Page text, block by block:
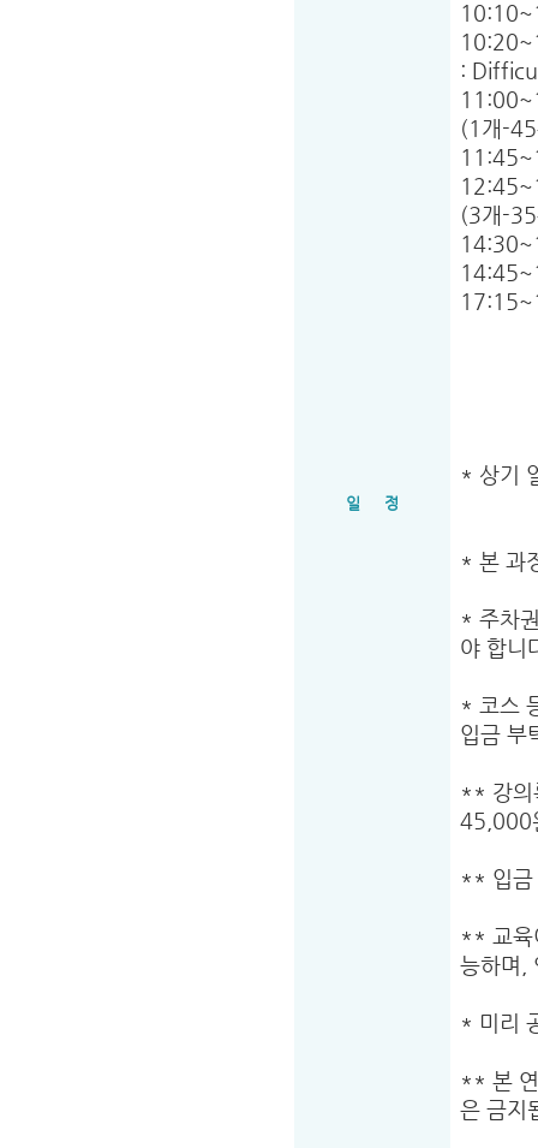
일 정
:
(1
(3
* 상기
* 본 과
* 주차
야 합니
* 코스
입금 부
** 강의
45,000
** 입금
** 교육
능하며,
* 미리
** 본 연
은 금지